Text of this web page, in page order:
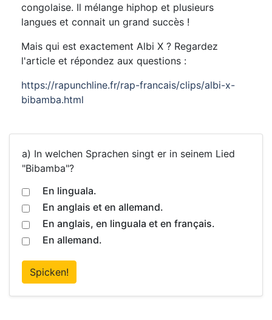
congolaise. Il mélange hiphop et plusieurs
langues et connait un grand succès !
Mais qui est exactement Albi X ? Regardez
l'article et répondez aux questions :
https://rapunchline.fr/rap-francais/clips/albi-x-
bibamba.html
a) In welchen Sprachen singt er in seinem Lied
"Bibamba"?
En linguala.
En anglais et en allemand.
En anglais, en linguala et en français.
En allemand.
Spicken!